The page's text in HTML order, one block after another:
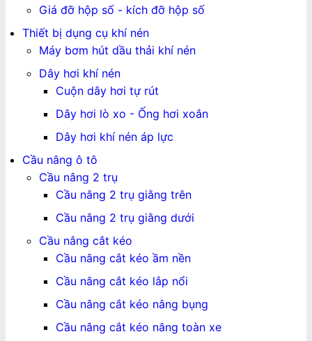
Giá đỡ hộp số - kích đỡ hộp số
Thiết bị dụng cụ khí nén
Máy bơm hút dầu thải khí nén
Dây hơi khí nén
Cuộn dây hơi tự rút
Dây hơi lò xo - Ống hơi xoắn
Dây hơi khí nén áp lực
Cầu nâng ô tô
Cầu nâng 2 trụ
Cầu nâng 2 trụ giằng trên
Cầu nâng 2 trụ giằng dưới
Cầu nâng cắt kéo
Cầu nâng cắt kéo ầm nền
Cầu nâng cắt kéo lắp nổi
Cầu nâng cắt kéo nâng bụng
Cầu nâng cắt kéo nâng toàn xe